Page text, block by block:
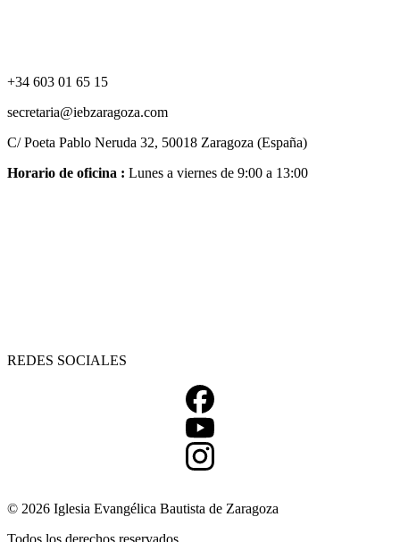
+34 603 01 65 15
secretaria@iebzaragoza.com
C/ Poeta Pablo Neruda 32, 50018 Zaragoza (España)
Horario de oficina : Lunes a viernes de 9:00 a 13:00
REDES SOCIALES
© 2026 Iglesia Evangélica Bautista de Zaragoza
Todos los derechos reservados